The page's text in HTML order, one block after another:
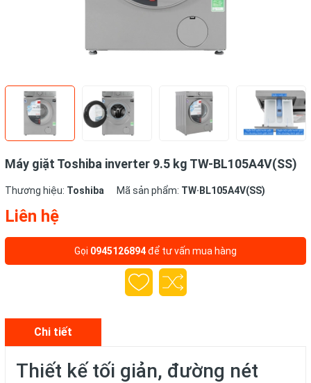
Máy giặt Toshiba inverter 9.5 kg TW-BL105A4V(SS)
Thương hiệu: Toshiba Mã sản phẩm: TW·BL105A4V(SS)
Liên hệ
Gọi 0945126894để tư vấn mua hàng
Chi tiết
Thiết kế tối giản, đường nét